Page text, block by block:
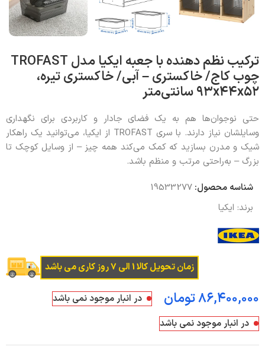
ترکیب نظم‌ دهنده با جعبه‌ ایکیا مدل TROFAST
چوب کاج/ خاکستری – آبی/ خاکستری تیره،
۹۳x۴۴x۵۲ سانتی‌متر
حتی نوجوان‌ها هم به یک فضای جادار و کاربردی برای نگهداری
وسایلشان نیاز دارند. با سری TROFAST از ایکیا، می‌توانید یک راهکار
شیک و مدرن بسازید که کمک می‌کند همه چیز – از وسایل کوچک تا
بزرگ – به‌راحتی مرتب و منظم باشد.
شناسه محصول:19533277
برند: ایکیا
زمان تحویل کالا 1 الی 7 روز کاری می باشد
تومان
در انبار موجود نمی باشد
در انبار موجود نمی باشد